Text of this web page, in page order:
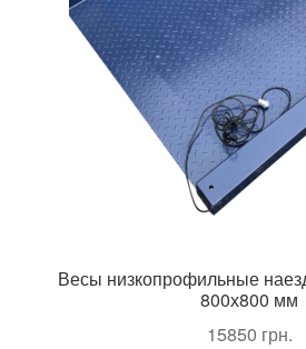
Весы низкопрофильные
800х800 мм
15850 грн.